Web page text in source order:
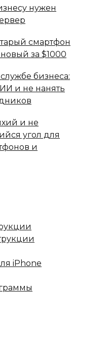
нужен
смартфон
за $1000
бизнеса:
и не нанять
и не
угол для
и
iPhone